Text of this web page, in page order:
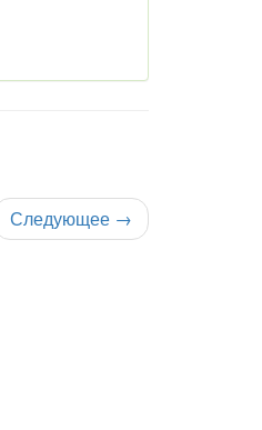
Следующее →